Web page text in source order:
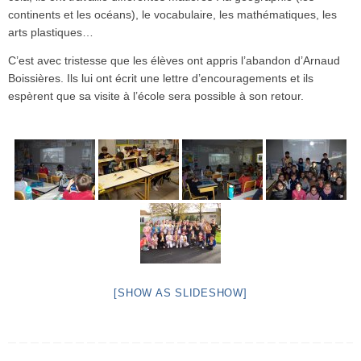
continents et les océans), le vocabulaire, les mathématiques, les
arts plastiques…
C’est avec tristesse que les élèves ont appris l’abandon d’Arnaud
Boissières. Ils lui ont écrit une lettre d’encouragements et ils
espèrent que sa visite à l’école sera possible à son retour.
[SHOW AS SLIDESHOW]